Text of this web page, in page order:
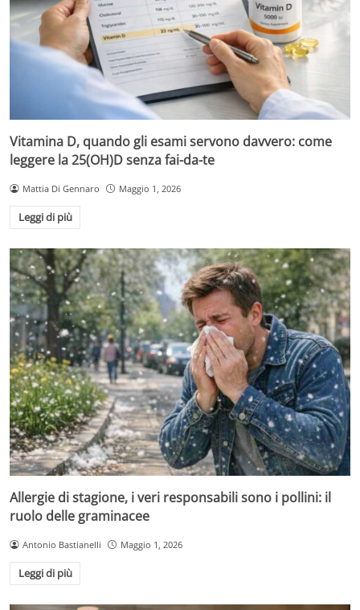
Vitamina D, quando gli esami servono davvero: come
leggere la 25(OH)D senza fai-da-te
Mattia Di Gennaro Maggio 1, 2026
Leggi di più
Allergie di stagione, i veri responsabili sono i pollini: il
ruolo delle graminacee
Antonio Bastianelli Maggio 1, 2026
Leggi di più